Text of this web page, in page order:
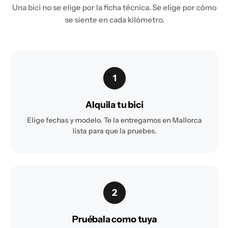
Una bici no se elige por la ficha técnica. Se elige por cómo
se siente en cada kilómetro.
1
Alquila tu bici
Elige fechas y modelo. Te la entregamos en Mallorca
lista para que la pruebes.
2
Pruébala como tuya